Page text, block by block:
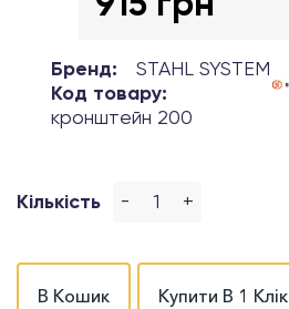
Бренд:
STAHL SYSTEM
Код товару:
кронштейн 200
Кількість - +
В Кошик Купити В 1 Клік